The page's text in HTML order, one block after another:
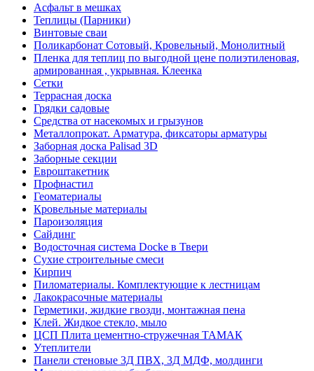
Асфальт в мешках
Теплицы (Парники)
Винтовые сваи
Поликарбонат Сотовый, Кровельный, Монолитный
Пленка для теплиц по выгодной цене полиэтиленовая,
армированная , укрывная. Клеенка
Сетки
Террасная доска
Грядки садовые
Средства от насекомых и грызунов
Металлопрокат. Арматура, фиксаторы арматуры
Заборная доска Palisad 3D
Заборные секции
Евроштакетник
Профнастил
Геоматериалы
Кровельные материалы
Пароизоляция
Сайдинг
Водосточная система Docke в Твери
Сухие строительные смеси
Кирпич
Пиломатериалы. Комплектующие к лестницам
Лакокрасочные материалы
Герметики, жидкие гвозди, монтажная пена
Клей. Жидкое стекло, мыло
ЦСП Плита цементно-стружечная ТАМАК
Утеплители
Панели стеновые 3Д ПВХ, 3Д МДФ, молдинги